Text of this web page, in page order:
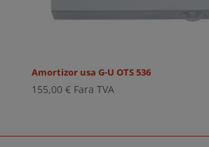
Amortizor usa G-U OTS 536
155,00 € Fara TVA